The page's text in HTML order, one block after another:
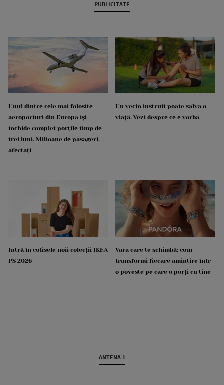
PUBLICITATE
Unul dintre cele mai folosite
aeroporturi din Europa își
închide complet porțile timp de
trei luni. Milioane de pasageri,
afectați
Un vecin instruit poate salva o
viață. Vezi despre ce e vorba
Intră în culisele noii colecții IKEA
PS 2026
Vara care te schimbă: cum
transformi fiecare amintire într-
o poveste pe care o porți cu tine
ANTENA 1